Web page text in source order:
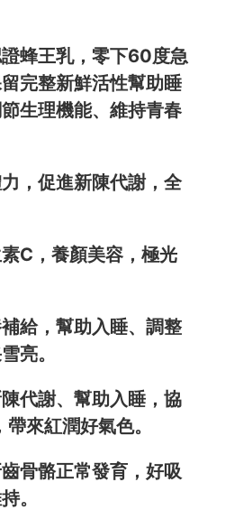
蜂王乳，零下60度急
完整新鮮活性幫助睡
生理機能、維持青春
，促進新陳代謝，全
C，養顏美容，極光
給，幫助入睡、調整
亮。
代謝、幫助入睡，協
來紅潤好氣色。
骨骼正常發育，好吸
。